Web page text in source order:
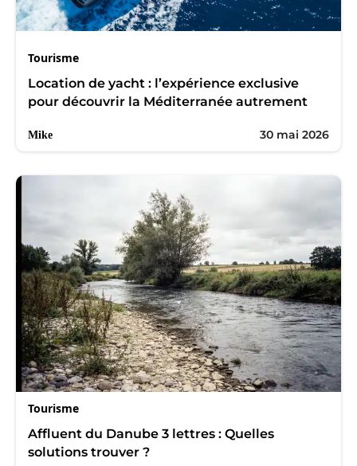
Tourisme
Location de yacht : l’expérience exclusive
pour découvrir la Méditerranée autrement
Mike 30 mai 2026
Tourisme
Affluent du Danube 3 lettres : Quelles
solutions trouver ?